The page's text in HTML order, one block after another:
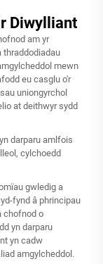
Diwylliant
am yr
thraddodiadau
mewn
eu casglu o'r
uniongyrchol
at deithwyr sydd
darparu amlfois
cylchoedd
gwledig a
fynd â phrincipau
chofnod o
yn darparu
yn cadw
amgylcheddol.